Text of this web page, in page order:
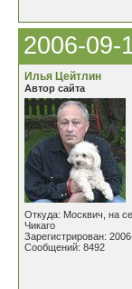
2006-09-
Илья Цейтлин
Автор сайта
Откуда: Москвич, на
Чикаго
Зарегистрирован:
Сообщений: 8492